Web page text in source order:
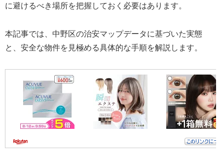
に避けるべき場所を把握しておく必要はあります。
本記事では、中野区の治安マップデータに基づいた実態
と、安全な物件を見極める具体的な手順を解説します。